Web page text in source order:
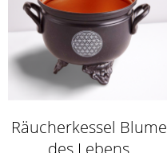
Räucherkessel Blume
des Lebens